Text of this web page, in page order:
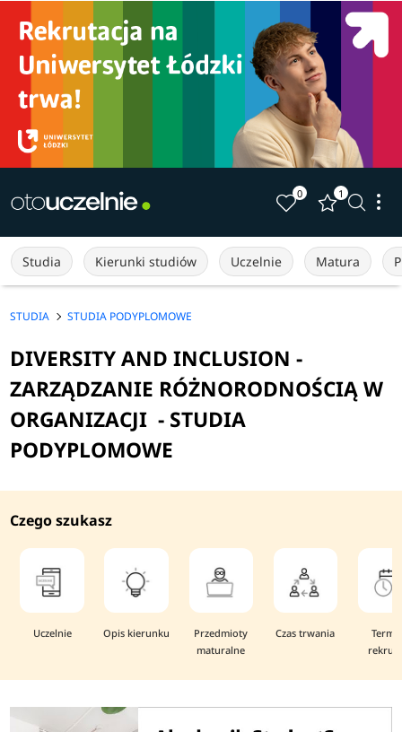
0 1
Studia Kierunki studiów Uczelnie Matura
STUDIA STUDIA PODYPLOMOWE
DIVERSITY AND INCLUSION -
ZARZĄDZANIE RÓŻNORODNOŚCIĄ W
ORGANIZACJI - STUDIA
PODYPLOMOWE
Czego szukasz
Uczelnie Opis kierunku
Przedmioty
maturalne
Czas trwania